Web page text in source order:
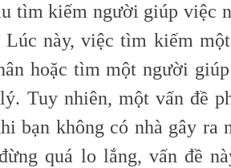
tìm kiếm người giúp việc
Lúc này, việc tìm kiếm
hoặc tìm một người
Tuy nhiên, một vấn đề
bạn không có nhà gây ra
quá lo lắng, vấn đề